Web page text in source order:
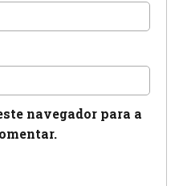
navegador para a